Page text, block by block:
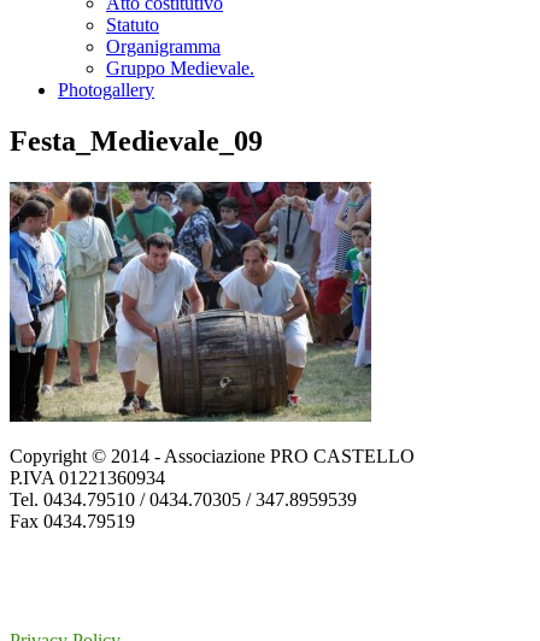
Statuto
Organigramma
Gruppo Medievale.
Photogallery
Festa_Medievale_09
Copyright © 2014 - Associazione PRO CASTELLO
P.IVA 01221360934
Tel. 0434.79510 / 0434.70305 / 347.8959539
Fax 0434.79519